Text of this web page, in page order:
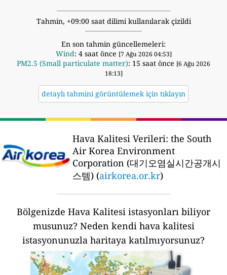
Tahmin, +09:00 saat dilimi kullanılarak çizildi
En son tahmin güncellemeleri:
Wind: 4 saat önce [7 Ağu 2026 04:53]
PM2.5 (Small particulate matter): 15 saat önce [6 Ağu 2026
18:13]
detaylı tahmini görüntülemek için tıklayın
Hava Kalitesi Verileri: the South
Air Korea Environment
Corporation (대기오염실시간공개시
스템) (airkorea.or.kr)
Bölgenizde Hava Kalitesi istasyonları biliyor
musunuz? Neden kendi hava kalitesi
istasyonunuzla haritaya katılmıyorsunuz?